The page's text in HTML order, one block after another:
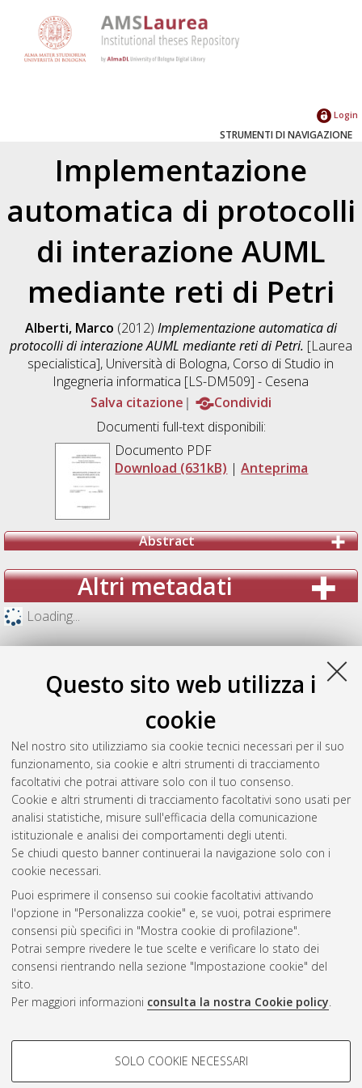
Questo sito web utilizza i
cookie
Nel nostro sito utilizziamo sia cookie tecnici necessari per il suo
funzionamento, sia cookie e altri strumenti di tracciamento
facoltativi che potrai attivare solo con il tuo consenso.
Cookie e altri strumenti di tracciamento facoltativi sono usati per
analisi statistiche, misure sull'efficacia della comunicazione
istituzionale e analisi dei comportamenti degli utenti.
Se chiudi questo banner continuerai la navigazione solo con i
cookie necessari.
Puoi esprimere il consenso sui cookie facoltativi attivando
l'opzione in "Personalizza cookie" e, se vuoi, potrai esprimere
consensi più specifici in "Mostra cookie di profilazione".
Potrai sempre rivedere le tue scelte e verificare lo stato dei
consensi rientrando nella sezione "Impostazione cookie" del
sito.
Per maggiori informazioni consulta la nostra Cookie policy.
COOKIE DI PROFILAZIONE -
SOLO COOKIE NECESSARI
Login
STRUMENTI DI NAVIGAZIONE
Implementazione
automatica di protocolli
di interazione AUML
mediante reti di Petri
Alberti, Marco (2012) Implementazione automatica di
protocolli di interazione AUML mediante reti di Petri. [Laurea
specialistica], Università di Bologna, Corso di Studio in
Ingegneria informatica [LS-DM509] - Cesena
Salva citazione
Condividi
Documenti full-text disponibili:
Documento PDF
Download (631kB) |Anteprima
Abstract
Altri metadati
Loading...
Gestione del documento:
Atom
Rss 1.0
Rss 2.0
AMS Laurea
Impostazioni Cookie
Informativa sulla privacy
Condizioni d’uso del sito